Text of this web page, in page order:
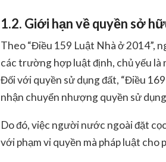
1.2. Giới hạn về quyền sở
Theo “Điều 159 Luật Nhà ở 2014”,
các trường hợp luật định, chủ yếu
Đối với quyền sử dụng đất, “Điều
nhận chuyển nhượng quyền sử
Do đó, việc người nước ngoài đặt
với phạm vi quyền mà pháp luật